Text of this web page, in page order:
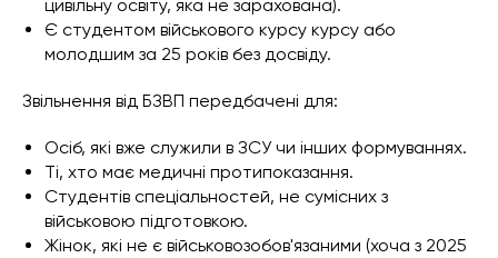
цивільну освіту, яка не зарахована).
Є студентом військового курсу курсу або
молодшим за 25 років без досвіду.
Звільнення від БЗВП передбачені для:
Осіб, які вже служили в ЗСУ чи інших формуваннях.
Ті, хто має медичні протипоказання.
Студентів спеціальностей, не сумісних з
військовою підготовкою.
Жінок, які не є військовозобов'язаними (хоча з 2025